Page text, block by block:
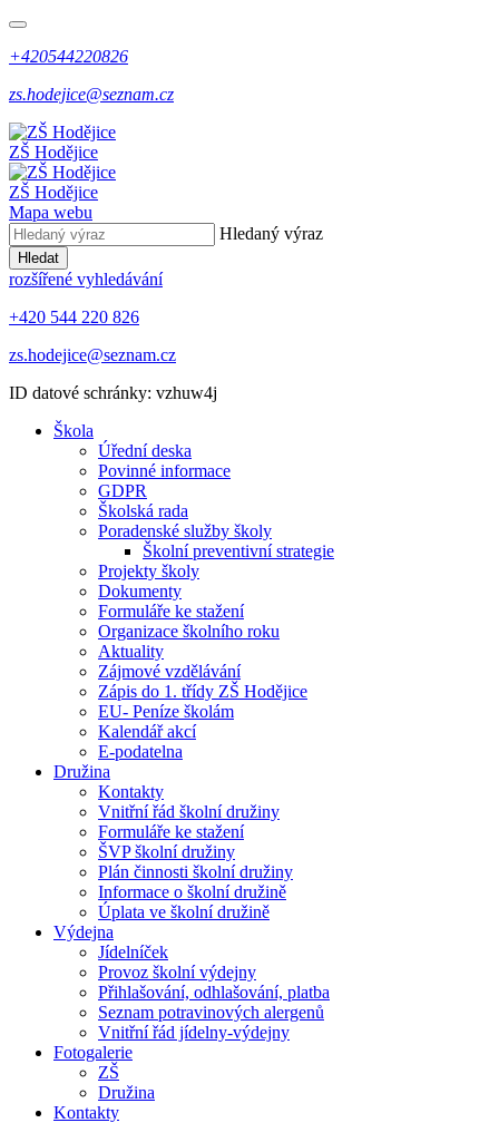
+420544220826
zs.hodejice@seznam.cz
ZŠ Hodějice
ZŠ Hodějice
Mapa webu
Hledaný výraz
Hledat
rozšířené vyhledávání
+420 544 220 826
zs.hodejice@seznam.cz
ID datové schránky: vzhuw4j
Škola
Úřední deska
Povinné informace
GDPR
Školská rada
Poradenské služby školy
Školní preventivní strategie
Projekty školy
Dokumenty
Formuláře ke stažení
Organizace školního roku
Aktuality
Zájmové vzdělávání
Zápis do 1. třídy ZŠ Hodějice
EU- Peníze školám
Kalendář akcí
E-podatelna
Družina
Kontakty
Vnitřní řád školní družiny
Formuláře ke stažení
ŠVP školní družiny
Plán činnosti školní družiny
Informace o školní družině
Úplata ve školní družině
Výdejna
Jídelníček
Provoz školní výdejny
Přihlašování, odhlašování, platba
Seznam potravinových alergenů
Vnitřní řád jídelny-výdejny
Fotogalerie
ZŠ
Družina
Kontakty